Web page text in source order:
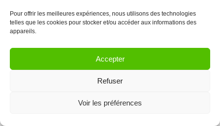
Pour offrir les meilleures expériences, nous utilisons des technologies
telles que les cookies pour stocker et/ou accéder aux informations des
appareils.
Accepter
Refuser
Voir les préférences
Vous devez êtreconnectésafin de publier un commentaire.